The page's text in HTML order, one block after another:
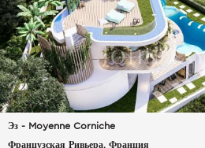
Эз - Moyenne Corniche
Французская Ривьера, Франция